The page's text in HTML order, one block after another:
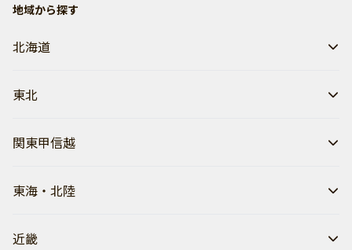
地域から探す
北海道
東北
関東甲信越
東海・北陸
近畿